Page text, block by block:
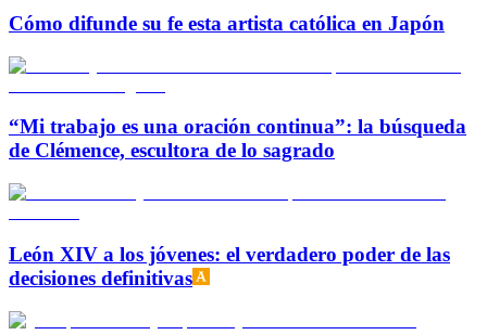
Cómo difunde su fe esta artista católica en Japón
“Mi trabajo es una oración continua”: la búsqueda
de Clémence, escultora de lo sagrado
León XIV a los jóvenes: el verdadero poder de las
decisiones definitivas